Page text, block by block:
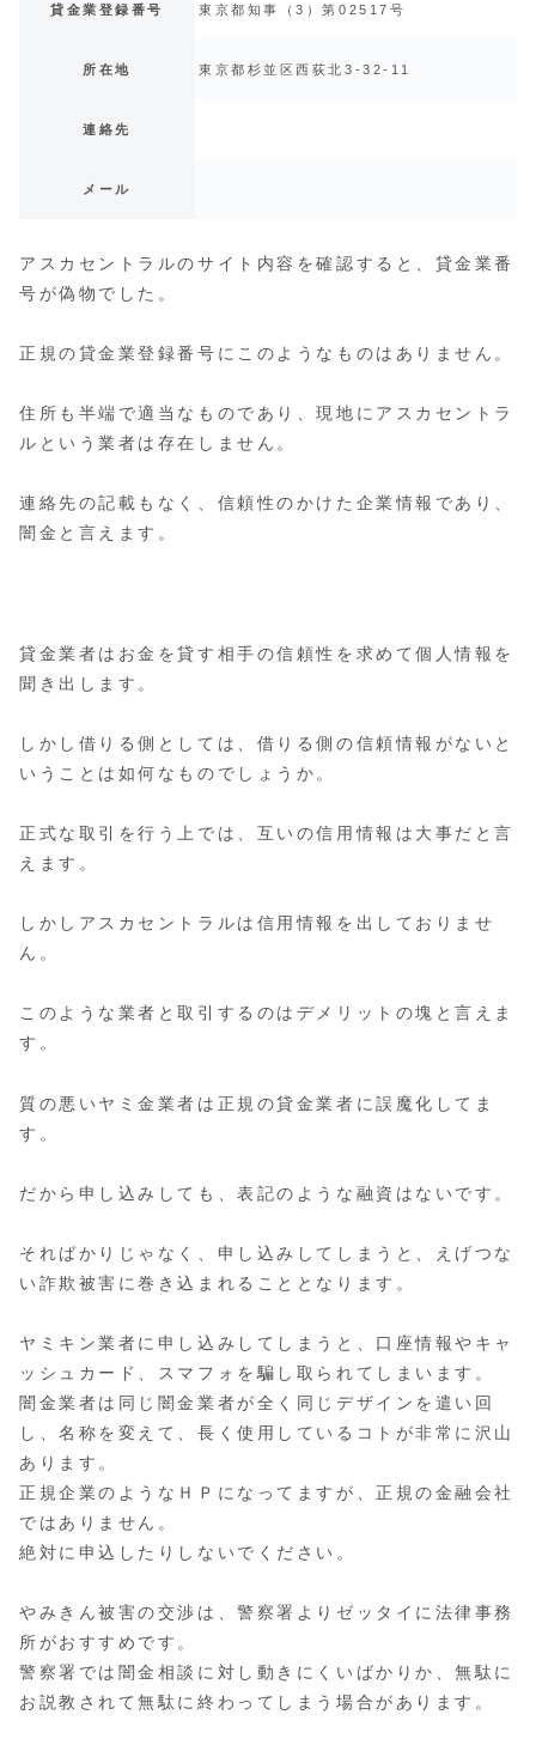
貸金業登録番号 東京都知事（3）第02517号
所在地 東京都杉並区西荻北3-32-11
連絡先
メール
アスカセントラルのサイト内容を確認すると、貸金業番
号が偽物でした。
正規の貸金業登録番号にこのようなものはありません。
住所も半端で適当なものであり、現地にアスカセントラ
ルという業者は存在しません。
連絡先の記載もなく、信頼性のかけた企業情報であり、
闇金と言えます。
貸金業者はお金を貸す相手の信頼性を求めて個人情報を
聞き出します。
しかし借りる側としては、借りる側の信頼情報がないと
いうことは如何なものでしょうか。
正式な取引を行う上では、互いの信用情報は大事だと言
えます。
しかしアスカセントラルは信用情報を出しておりませ
ん。
このような業者と取引するのはデメリットの塊と言えま
す。
質の悪いヤミ金業者は正規の貸金業者に誤魔化してま
す。
だから申し込みしても、表記のような融資はないです。
そればかりじゃなく、申し込みしてしまうと、えげつな
い詐欺被害に巻き込まれることとなります。
ヤミキン業者に申し込みしてしまうと、口座情報やキャ
ッシュカード、スマフォを騙し取られてしまいます。
闇金業者は同じ闇金業者が全く同じデザインを遣い回
し、名称を変えて、長く使用しているコトが非常に沢山
あります。
正規企業のようなＨＰになってますが、正規の金融会社
ではありません。
絶対に申込したりしないでください。
やみきん被害の交渉は、警察署よりゼッタイに法律事務
所がおすすめです。
警察署では闇金相談に対し動きにくいばかりか、無駄に
お説教されて無駄に終わってしまう場合があります。